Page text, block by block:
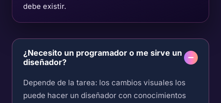
debe existir.
¿Necesito un programador o me sirve un
diseñador?
Depende de la tarea: los cambios visuales los
puede hacer un diseñador con conocimientos